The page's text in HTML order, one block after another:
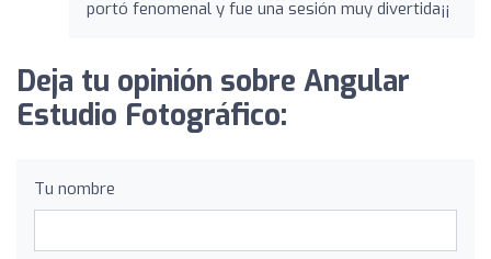
portó fenomenal y fue una sesión muy divertida¡¡
Deja tu opinión sobre Angular
Estudio Fotográfico:
Tu nombre